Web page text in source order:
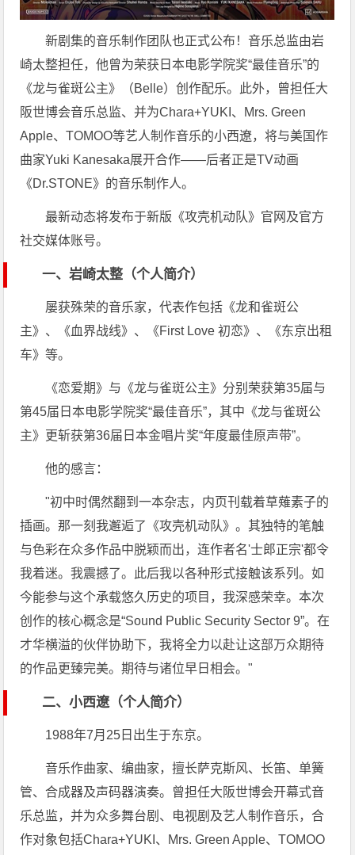
新剧集的音乐制作团队也正式公布！音乐总监由岩
崎太整担任，他曾为荣获日本电影学院奖“最佳音乐”的
《龙与雀斑公主》（Belle）创作配乐。此外，曾担任大
阪世博会音乐总监、并为Chara+YUKI、Mrs. Green
Apple、TOMOO等艺人制作音乐的小西遼，将与美国作
曲家Yuki Kanesaka展开合作——后者正是TV动画
《Dr.STONE》的音乐制作人。
最新动态将发布于新版《攻壳机动队》官网及官方
社交媒体账号。
一、岩崎太整（个人简介）
屡获殊荣的音乐家，代表作包括《龙和雀斑公
主》、《血界战线》、《First Love 初恋》、《东京出租
车》等。
《恋爱期》与《龙与雀斑公主》分别荣获第35届与
第45届日本电影学院奖“最佳音乐”，其中《龙与雀斑公
主》更斩获第36届日本金唱片奖“年度最佳原声带”。
他的感言：
"初中时偶然翻到一本杂志，内页刊载着草薙素子的
插画。那一刻我邂逅了《攻壳机动队》。其独特的笔触
与色彩在众多作品中脱颖而出，连作者名'士郎正宗'都令
我着迷。我震撼了。此后我以各种形式接触该系列。如
今能参与这个承载悠久历史的项目，我深感荣幸。本次
创作的核心概念是“Sound Public Security Sector 9”。在
才华横溢的伙伴协助下，我将全力以赴让这部万众期待
的作品更臻完美。期待与诸位早日相会。"
二、小西遼（个人简介）
1988年7月25日出生于东京。
音乐作曲家、编曲家，擅长萨克斯风、长笛、单簧
管、合成器及声码器演奏。曾担任大阪世博会开幕式音
乐总监，并为众多舞台剧、电视剧及艺人制作音乐，合
作对象包括Chara+YUKI、Mrs. Green Apple、TOMOO